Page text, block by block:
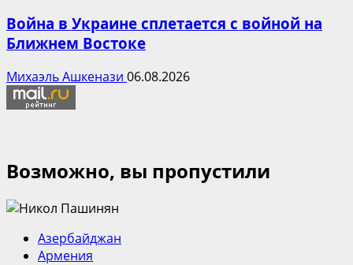
Война в Украине сплетается с войной на
Ближнем Востоке
Михаэль Ашкенази 06.08.2026
Возможно, вы пропустили
Азербайджан
Армения